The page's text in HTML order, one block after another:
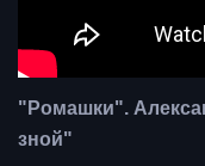
"Ромашки".
зной"